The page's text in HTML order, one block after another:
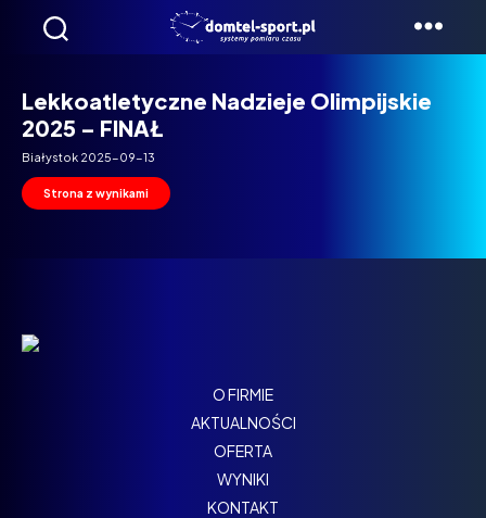
Domtel
Lekkoatletyczne Nadzieje Olimpijskie
2025 – FINAŁ
Białystok 2025-09-13
Strona z wynikami
O FIRMIE
AKTUALNOŚCI
OFERTA
WYNIKI
KONTAKT